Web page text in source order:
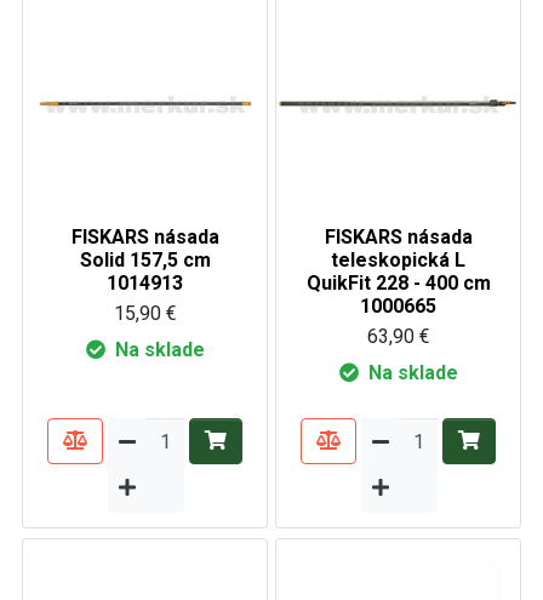
FISKARS násada
Solid 157,5 cm
1014913
15,90 €
Na sklade
FISKARS násada
teleskopická L
QuikFit 228 - 400 cm
1000665
63,90 €
Na sklade